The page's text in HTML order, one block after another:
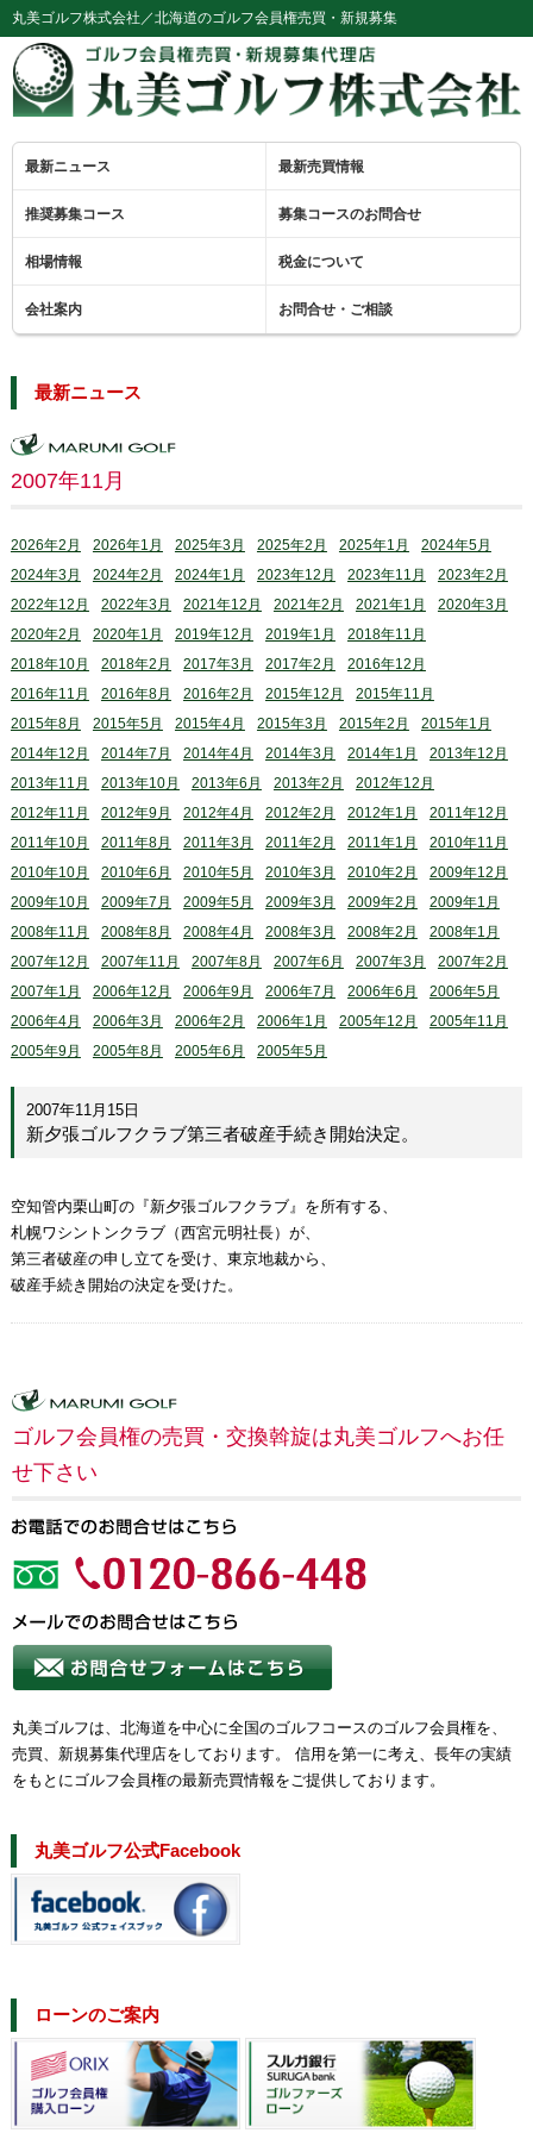
丸美ゴルフ株式会社／北海道のゴルフ会員権売買・新規募集
最新ニュース 最新売買情報
推奨募集コース 募集コースのお問合せ
相場情報 税金について
会社案内 お問合せ・ご相談
最新ニュース
2007年11月
2026年2月 2026年1月 2025年3月 2025年2月 2025年1月
2024年5月
2024年3月
2024年2月 2024年1月 2023年12月 2023年11月
2023年2月
2022年12月
2022年3月 2021年12月 2021年2月 2021年1月
2020年3月
2020年2月
2020年1月 2019年12月 2019年1月
2018年11月
2018年10月
2018年2月 2017年3月 2017年2月
2016年12月
2016年11月
2016年8月 2016年2月 2015年12月
2015年11月
2015年8月
2015年5月 2015年4月 2015年3月 2015年2月
2015年1月
2014年12月
2014年7月 2014年4月 2014年3月 2014年1月
2013年12月
2013年11月
2013年10月 2013年6月 2013年2月
2012年12月
2012年11月
2012年9月 2012年4月 2012年2月 2012年1月
2011年12月
2011年10月
2011年8月 2011年3月 2011年2月 2011年1月
2010年11月
2010年10月
2010年6月 2010年5月 2010年3月 2010年2月
2009年12月
2009年10月
2009年7月 2009年5月 2009年3月 2009年2月
2009年1月
2008年11月
2008年8月 2008年4月 2008年3月 2008年2月
2008年1月
2007年12月
2007年11月 2007年8月 2007年6月 2007年3月
2007年2月
2007年1月
2006年12月 2006年9月 2006年7月 2006年6月
2006年5月
2006年4月
2006年3月 2006年2月 2006年1月 2005年12月
2005年11月
2005年9月
2005年8月 2005年6月 2005年5月
2007年11月15日
新夕張ゴルフクラブ第三者破産手続き開始決定。
空知管内栗山町の『新夕張ゴルフクラブ』を所有する、
札幌ワシントンクラブ（西宮元明社長）が、
第三者破産の申し立てを受け、東京地裁から、
破産手続き開始の決定を受けた。
ゴルフ会員権の売買・交換斡旋は丸美ゴルフへお任
せ下さい
丸美ゴルフは、北海道を中心に全国のゴルフコースのゴルフ会員権を、
売買、新規募集代理店をしております。 信用を第一に考え、長年の実績
をもとにゴルフ会員権の最新売買情報をご提供しております。
丸美ゴルフ公式Facebook
ローンのご案内